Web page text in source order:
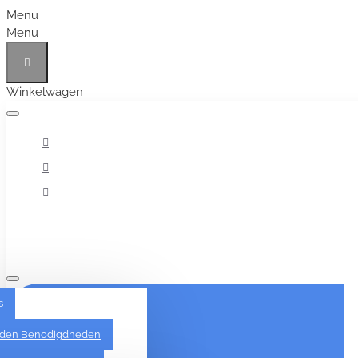
Menu
Menu
Winkelwagen
Alles
Benodigdheden